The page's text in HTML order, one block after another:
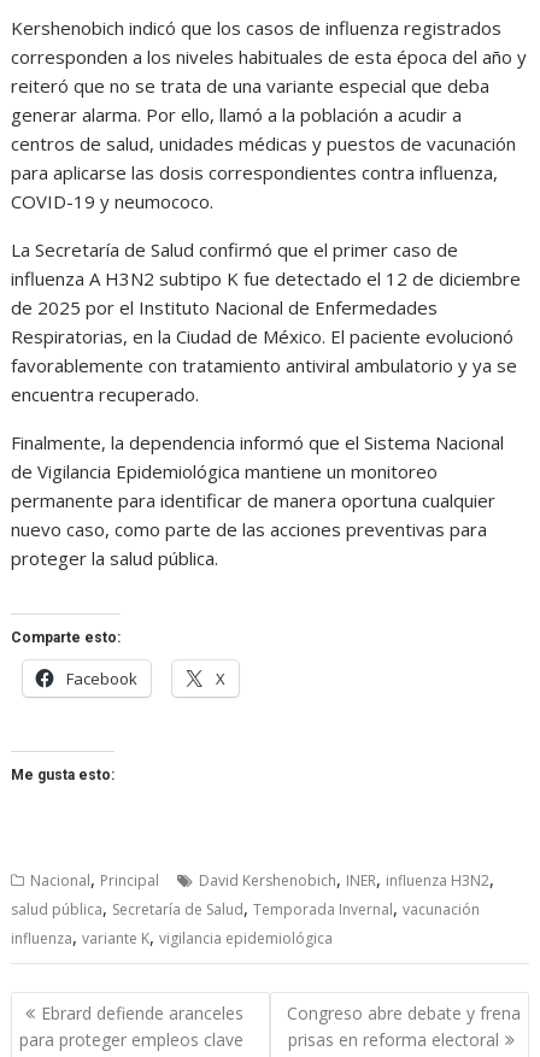
Kershenobich indicó que los casos de influenza registrados
corresponden a los niveles habituales de esta época del año y
reiteró que no se trata de una variante especial que deba
generar alarma. Por ello, llamó a la población a acudir a
centros de salud, unidades médicas y puestos de vacunación
para aplicarse las dosis correspondientes contra influenza,
COVID-19 y neumococo.
La Secretaría de Salud confirmó que el primer caso de
influenza A H3N2 subtipo K fue detectado el 12 de diciembre
de 2025 por el Instituto Nacional de Enfermedades
Respiratorias, en la Ciudad de México. El paciente evolucionó
favorablemente con tratamiento antiviral ambulatorio y ya se
encuentra recuperado.
Finalmente, la dependencia informó que el Sistema Nacional
de Vigilancia Epidemiológica mantiene un monitoreo
permanente para identificar de manera oportuna cualquier
nuevo caso, como parte de las acciones preventivas para
proteger la salud pública.
Comparte esto:
Facebook X
Me gusta esto:
Nacional, Principal David Kershenobich, INER, influenza H3N2,
salud pública, Secretaría de Salud,Temporada Invernal,vacunación
influenza,variante K,vigilancia epidemiológica
Navegación
de
Ebrard defiende aranceles
para proteger empleos clave
Congreso abre debate y frena
prisas en reforma electoral